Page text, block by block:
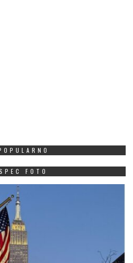
FOTO